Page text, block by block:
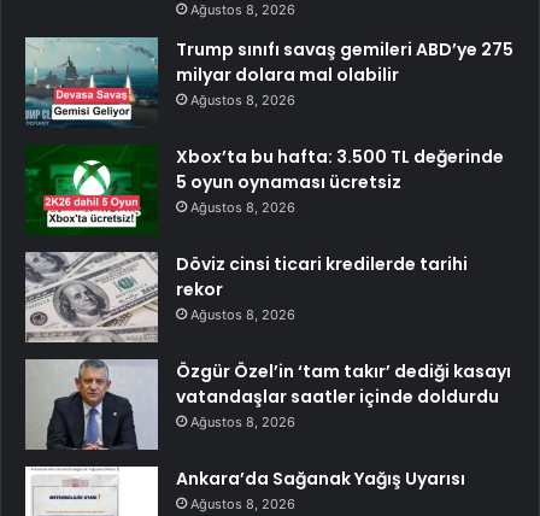
Ağustos 8, 2026
Trump sınıfı savaş gemileri ABD’ye 275
milyar dolara mal olabilir
Ağustos 8, 2026
Xbox’ta bu hafta: 3.500 TL değerinde
5 oyun oynaması ücretsiz
Ağustos 8, 2026
Döviz cinsi ticari kredilerde tarihi
rekor
Ağustos 8, 2026
Özgür Özel’in ‘tam takır’ dediği kasayı
vatandaşlar saatler içinde doldurdu
Ağustos 8, 2026
Ankara’da Sağanak Yağış Uyarısı
Ağustos 8, 2026